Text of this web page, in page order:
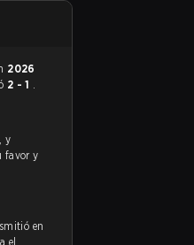
2026
2 - 1 .
favor y
en
el